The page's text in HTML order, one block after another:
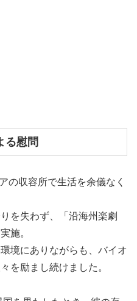
る慰問
の収容所で生活を余儀なく
を失わず、「沿海州楽劇
施。
境にありながらも、バイオ
を励まし続けました。